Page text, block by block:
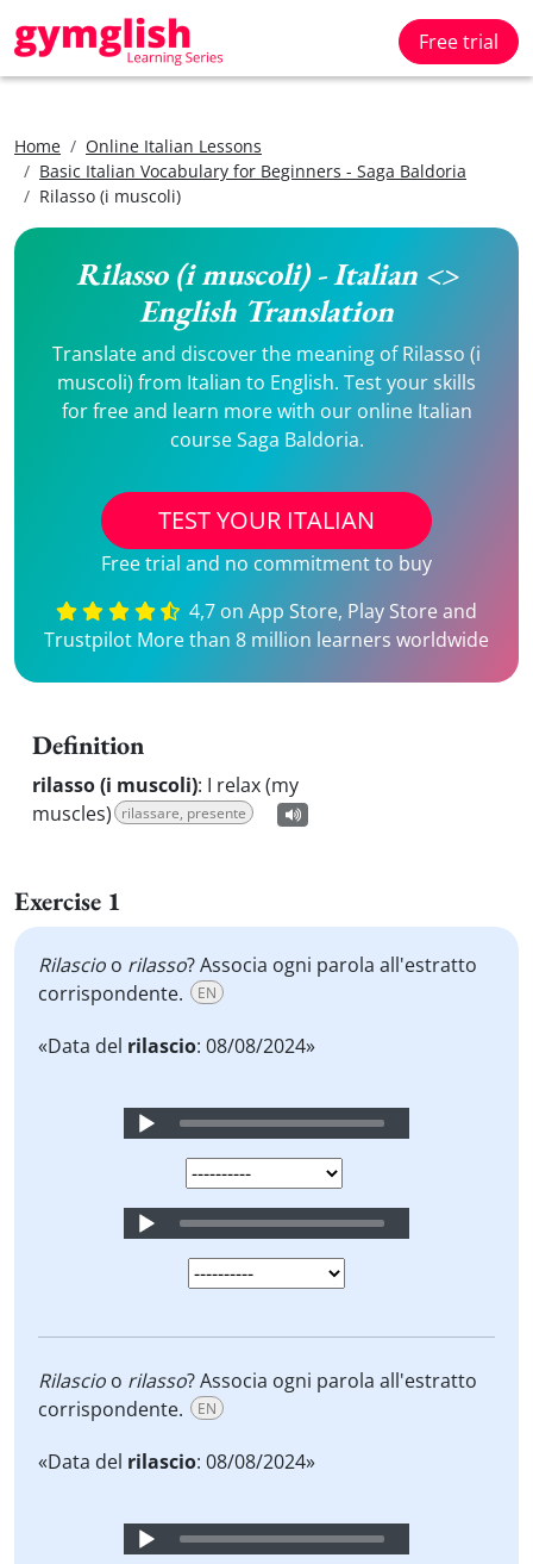
Free trial
Home
Online Italian Lessons
Basic Italian Vocabulary for Beginners - Saga Baldoria
Rilasso (i muscoli)
Rilasso (i muscoli) - Italian <>
English Translation
Translate and discover the meaning of Rilasso (i
muscoli) from Italian to English. Test your skills
for free and learn more with our online Italian
course Saga Baldoria.
TEST YOUR ITALIAN
Free trial and no commitment to buy
4,7 on App Store, Play Store and
Trustpilot More than 8 million learners worldwide
Definition
rilasso (i muscoli): I relax (my
muscles) rilassare, presente
Exercise 1
Rilascio o rilasso? Associa ogni parola all'estratto
corrispondente.
EN
«Data del rilascio: 08/08/2024»
Audio
Audio
Rilascio o rilasso? Associa ogni parola all'estratto
corrispondente.
EN
«Data del rilascio: 08/08/2024»
Audio